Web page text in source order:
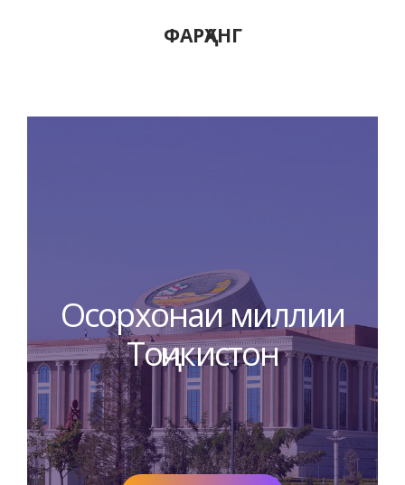
ФАРҲАНГ
Осорхонаи миллии
Тоҷикистон